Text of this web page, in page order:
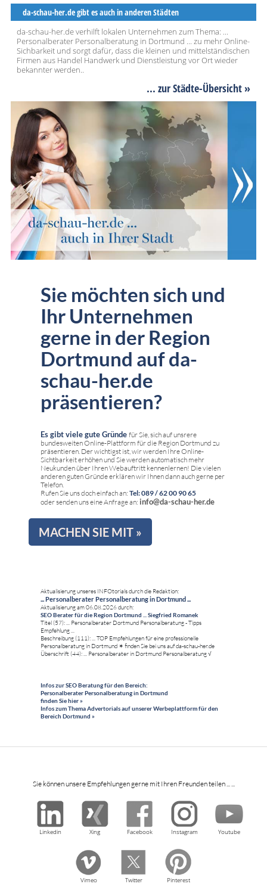
da-schau-her.de gibt es auch in anderen Städten
da-schau-her.de verhilft lokalen Unternehmen zum Thema: ...
Personalberater Personalberatung in Dortmund ... zu mehr Online-
Sichbarkeit und sorgt dafür, dass die kleinen und mittelständischen
Firmen aus Handel Handwerk und Dienstleistung vor Ort wieder
bekannter werden..
... zur Städte-Übersicht »
Sie möchten sich und
Ihr Unternehmen
gerne in der Region
Dortmund auf da-
schau-her.de
präsentieren?
Es gibt viele gute Gründe für Sie, sich auf unsrere
bundesweiten Online-Plattform für die Region Dortmund zu
präsentieren. Der wichtigst ist, wir werden Ihre Online-
Sichtbarkeit erhöhen und Sie werden automatisch mehr
Neukunden über Ihren Webauftritt kennenlernen! Die vielen
anderen guten Gründe erklären wir Ihnen dann auch gerne per
Telefon.
Rufen Sie uns doch einfach an: Tel: 089 / 62 00 90 65
oder senden uns eine Anfrage an: info@da-schau-her.de
MACHEN SIE MIT »
Aktualisierung unseres INFOtorials durch die Redaktion:
... Personalberater Personalberatung in Dortmund ...
Aktualisierung am 06.08.2026 durch:
SEO Berater für die Region Dortmund ... Siegfried Romanek
Titel (57): ... Personalberater Dortmund Personalberatung - Tipps
Empfehlung ...
Beschreibung (111): ... TOP Empfehlungen für eine professionelle
Personalberatung in Dortmund ✶ finden Sie bei uns auf da-schau-her.de
Überschrift (44): ... Personalberater in Dortmund Personalberatung √
Infos zur SEO Beratung für den Bereich:
Personalberater Personalberatung in Dortmund
finden Sie hier »
Infos zum Thema Advertorials auf unserer Werbeplattform für den
Bereich Dortmund »
Sie können unsere Empfehlungen gerne mit Ihren Freunden teilen ... ...
Linkedin Xing Facebook Instagram Youtube
Vimeo Twitter Pinterest